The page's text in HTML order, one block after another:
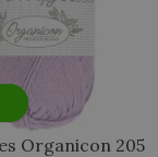
Organicon 205